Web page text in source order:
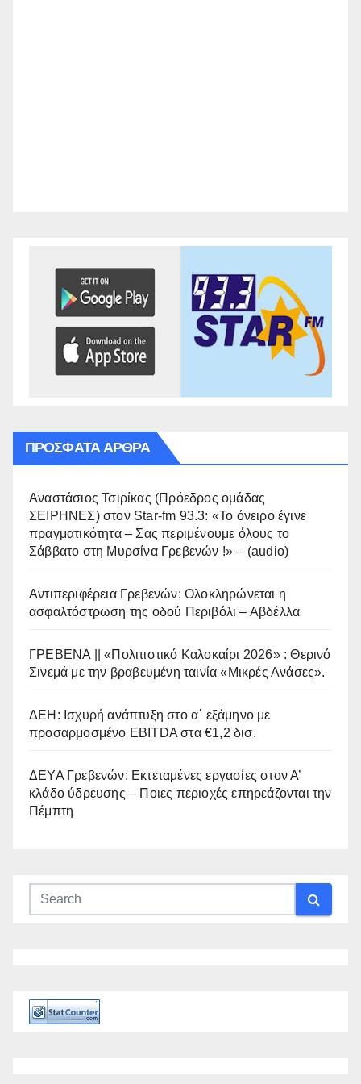
ΠΡΌΣΦΑΤΑ ΆΡΘΡΑ
Αναστάσιος Τσιρίκας (Πρόεδρος ομάδας
ΣΕΙΡΗΝΕΣ) στον Star-fm 93.3: «Το όνειρο έγινε
πραγματικότητα – Σας περιμένουμε όλους το
Σάββατο στη Μυρσίνα Γρεβενών !» – (audio)
Αντιπεριφέρεια Γρεβενών: Ολοκληρώνεται η
ασφαλτόστρωση της οδού Περιβόλι – Αβδέλλα
ΓΡΕΒΕΝΑ || «Πολιτιστικό Καλοκαίρι 2026» : Θερινό
Σινεμά με την βραβευμένη ταινία «Μικρές Ανάσες».
ΔΕΗ: Ισχυρή ανάπτυξη στο α΄ εξάμηνο με
προσαρμοσμένο EBITDA στα €1,2 δισ.
ΔΕΥΑ Γρεβενών: Εκτεταμένες εργασίες στον Α’
κλάδο ύδρευσης – Ποιες περιοχές επηρεάζονται την
Πέμπτη